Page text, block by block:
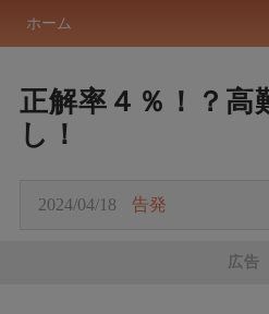
ホーム
正解率４％！？高
し！
2024/04/18 告発
広告